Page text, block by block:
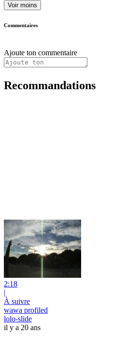
Voir moins
Commentaires
Ajoute ton commentaire
Recommandations
2:18
|
À suivre
wawa profiled
lolo-slide
il y a 20 ans